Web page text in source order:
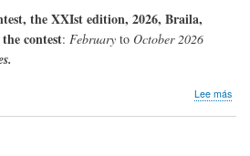
the XXIstedition, 2026, Braila,
contest: February to October 2026
Lee más